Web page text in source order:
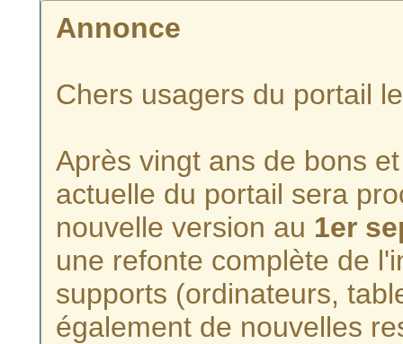
Annonce
Chers usagers du portail
Après vingt ans de bons
actuelle du portail sera
nouvelle version au 1er
une refonte complète de
supports (ordinateurs,
également de nouvelles